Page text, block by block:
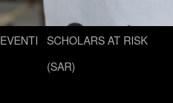
EVENTI
SCHOLARS AT RISK
(SAR)